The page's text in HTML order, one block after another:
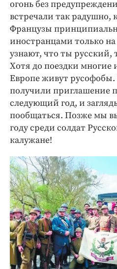
огонь без
встречали так радушно,
Французы
иностранцами только
узнают, что ты русский,
Хотя до поездки многие
Европе живут
получили приглашение
следующий год, и
пообщаться. Позже мы
году среди солдат
калужане!